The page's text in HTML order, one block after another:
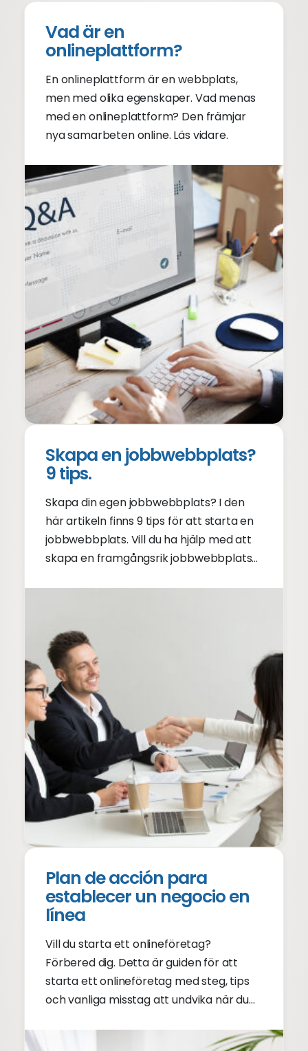
Vad är en
onlineplattform?
En onlineplattform är en webbplats,
men med olika egenskaper. Vad menas
med en onlineplattform? Den främjar
nya samarbeten online. Läs vidare.
Skapa en jobbwebbplats?
9 tips.
Skapa din egen jobbwebbplats? I den
här artikeln finns 9 tips för att starta en
jobbwebbplats. Vill du ha hjälp med att
skapa en framgångsrik jobbwebbplats?
Plan de acción para
establecer un negocio en
línea
Vill du starta ett onlineföretag?
Förbered dig. Detta är guiden för att
starta ett onlineföretag med steg, tips
och vanliga misstag att undvika när du